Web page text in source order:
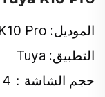
الموديل: K10 Pro
التطبيق: Tuya
حجم الشاشة：4 بوصة